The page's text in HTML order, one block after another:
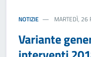
NOTIZIE MARTEDÌ, 26
Variante